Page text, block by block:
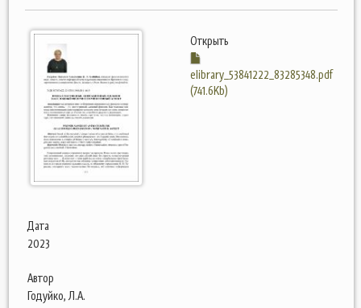
Открыть
elibrary_53841222_83285348.pdf
(741.6Kb)
Дата
2023
Автор
Годуйко, Л.А.